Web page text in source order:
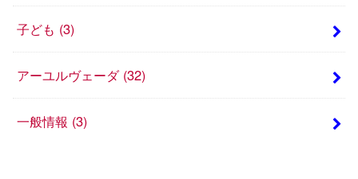
子ども (3)
アーユルヴェーダ (32)
一般情報 (3)